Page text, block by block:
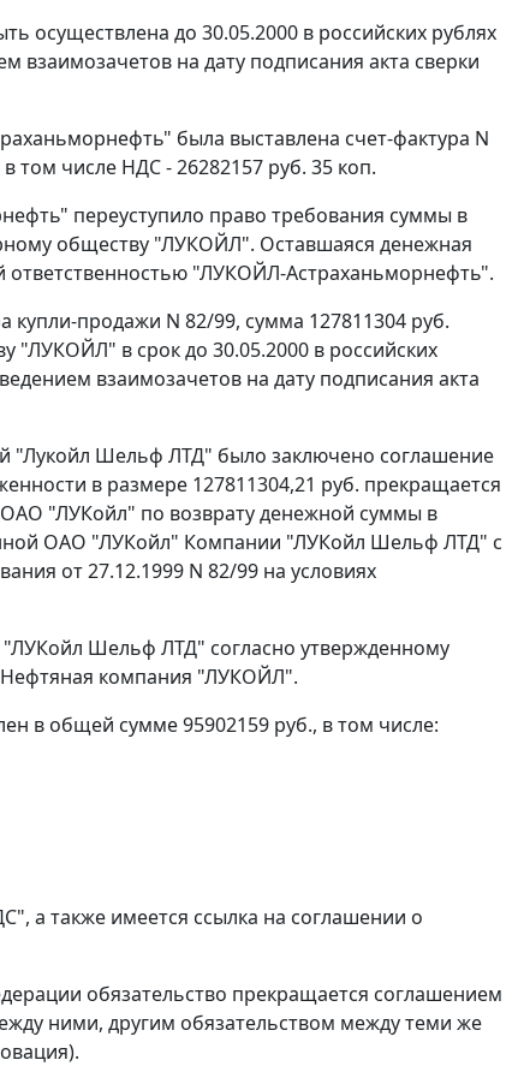
осуществлена до 30.05.2000 в российских рублях
на дату подписания акта сверки
была выставлена счет-фактура N
том числе НДС - 26282157 руб. 35 коп.
переуступило право требования суммы в
обществу "ЛУКОЙЛ". Оставшаяся денежная
ответственностью "ЛУКОЙЛ-Астраханьморнефть".
купли-продажи N 82/99, сумма 127811304 руб.
в срок до 30.05.2000 в российских
взаимозачетов на дату подписания акта
"Лукойл Шельф ЛТД" было заключено соглашение
в размере 127811304,21 руб. прекращается
"ЛУКойл" по возврату денежной суммы в
ОАО "ЛУКойл" Компании "ЛУКойл Шельф ЛТД" с
от 27.12.1999 N 82/99 на условиях
Шельф ЛТД" согласно утвержденному
компания "ЛУКОЙЛ".
в общей сумме 95902159 руб., в том числе:
а также имеется ссылка на соглашении о
обязательство прекращается соглашением
ними, другим обязательством между теми же